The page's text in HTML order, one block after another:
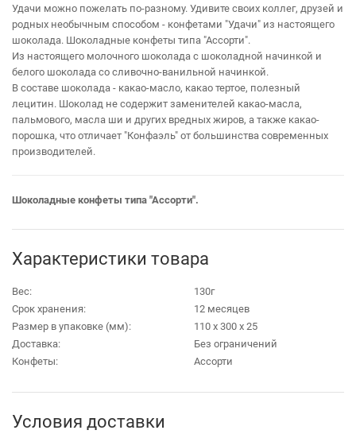
Удачи можно пожелать по-разному. Удивите своих коллег, друзей и
родных необычным способом - конфетами "Удачи" из настоящего
шоколада. Шоколадные конфеты типа "Ассорти".
Из настоящего молочного шоколада с шоколадной начинкой и
белого шоколада со сливочно-ванильной начинкой.
В составе шоколада - какао-масло, какао тертое, полезный
лецитин. Шоколад не содержит заменителей какао-масла,
пальмового, масла ши и других вредных жиров, а также какао-
порошка, что отличает "Конфаэль" от большинства современных
производителей.
Шоколадные конфеты типа "Ассорти".
Характеристики товара
Вес:
130г
Срок хранения:
12 месяцев
Размер в упаковке (мм):
110 х 300 х 25
Доставка:
Без ограничений
Конфеты:
Ассорти
Условия доставки